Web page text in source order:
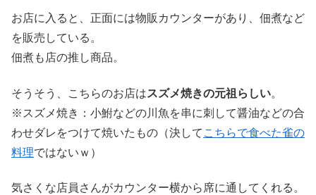
お店に入ると、正面には物販カウンターがあり、佃煮など
を販売している。
佃煮も店の推し商品。
そうそう、こちらのお店はスズメ焼きの元祖らしい。
※スズメ焼き：小鮒などの川魚を串に刺して醤油などの合
わせダレをつけて焼いたもの（決して こちらで食べた雀の
料理ではないｗ）
気さくな店員さんがカウンター横から席に通してくれる。